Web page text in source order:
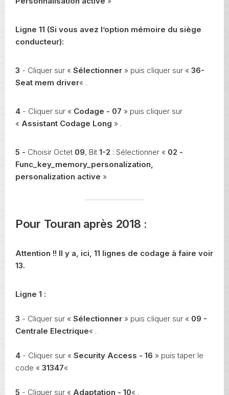
Ligne 11 (Si vous avez l’option mémoire du siège
conducteur):
3 - Cliquer sur « Sélectionner » puis cliquer sur « 36-
Seat mem driver« .
4 - Cliquer sur « Codage - 07 » puis cliquer sur
« Assistant Codage Long » .
5 - Choisir Octet 09, Bit 1-2 : Sélectionner « 02 -
Func_key_memory_personalization,
personalization active »
Pour Touran après 2018 :
Attention !! Il y a, ici, 11 lignes de codage à faire voir
13.
Ligne 1 :
3 - Cliquer sur « Sélectionner » puis cliquer sur « 09 -
Centrale Electrique« .
4 - Cliquer sur « Security Access - 16 » puis taper le
code « 31347«
5 - Cliquer sur « Adaptation - 10« .